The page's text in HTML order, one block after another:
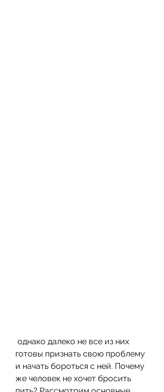
готовы признать свою проблему
и начать бороться с ней. Почему
же человек не хочет бросить